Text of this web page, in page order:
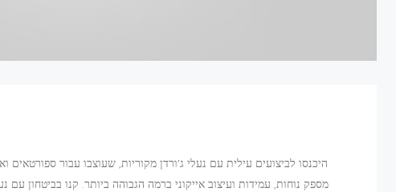
היכנסו לביצועים עילית עם נעלי ג'ורדן מקוריות, שעוצבו עבור ספורטאים
מספק נוחות, עמידות ועיצוב אייקוני ברמה הגבוהה ביותר. קנו בביטחון